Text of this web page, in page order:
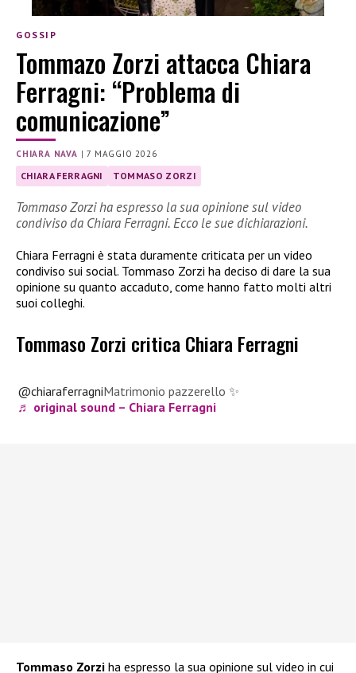
GOSSIP
Tommazo Zorzi attacca Chiara
Ferragni: “Problema di
comunicazione”
CHIARA NAVA |7 MAGGIO 2026
CHIARA FERRAGNI TOMMASO ZORZI
Tommaso Zorzi ha espresso la sua opinione sul video
condiviso da Chiara Ferragni. Ecco le sue dichiarazioni.
Chiara Ferragni è stata duramente criticata per un video
condiviso sui social. Tommaso Zorzi ha deciso di dare la sua
opinione su quanto accaduto, come hanno fatto molti altri
suoi colleghi.
Tommaso Zorzi critica Chiara Ferragni
@chiaraferragniMatrimonio pazzerello ✨
♬ original sound – Chiara Ferragni
Tommaso Zorzi ha espresso la sua opinione sul video in cui